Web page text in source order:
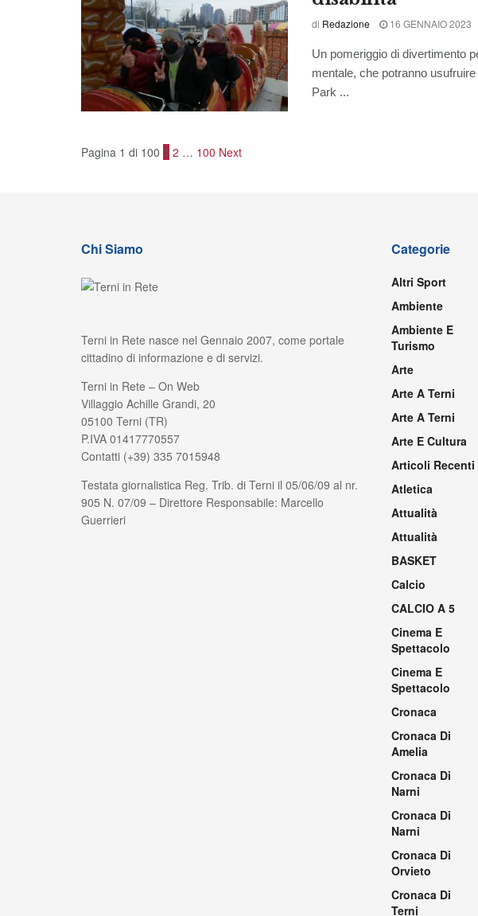
di Redazione 16 GENNAIO 2023
Un pomeriggio di divertimento
mentale, che potranno
Park ...
Pagina 1 di 100 1 2 … 100 Next
Chi Siamo
Terni in Rete nasce nel Gennaio 2007, come portale
cittadino di informazione e di servizi.
Terni in Rete – On Web
Villaggio Achille Grandi, 20
05100 Terni (TR)
P.IVA 01417770557
Contatti (+39) 335 7015948
Testata giornalistica Reg. Trib. di Terni il 05/06/09 al nr.
905 N. 07/09 – Direttore Responsabile: Marcello
Guerrieri
Categorie
Altri Sport
Ambiente
Ambiente E
Turismo
Arte
Arte A Terni
Arte A Terni
Arte E Cultura
Articoli Recenti
Atletica
Attualità
Attualità
BASKET
Calcio
CALCIO A 5
Cinema E
Spettacolo
Cinema E
Spettacolo
Cronaca
Cronaca Di
Amelia
Cronaca Di
Narni
Cronaca Di
Narni
Cronaca Di
Orvieto
Cronaca Di
Terni